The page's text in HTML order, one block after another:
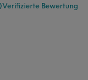
Verifizierte Bewertung